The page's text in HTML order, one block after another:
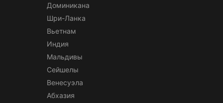
Доминикана
Шри-Ланка
Вьетнам
Индия
Мальдивы
Сейшелы
Венесуэла
Абхазия